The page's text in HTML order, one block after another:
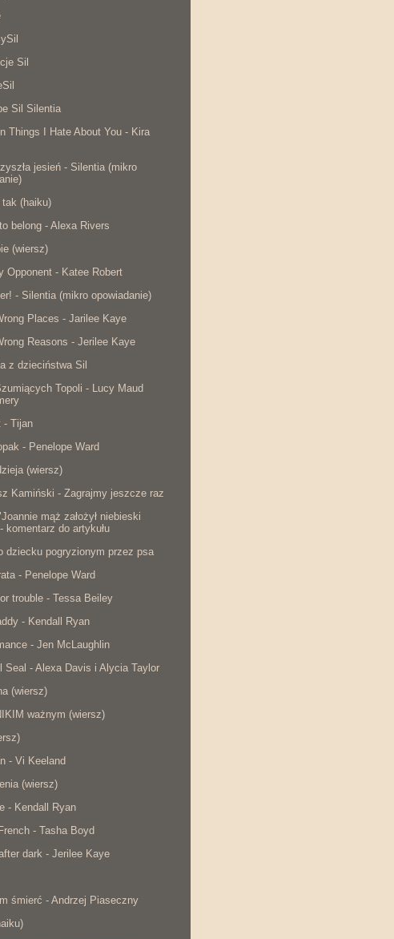
Sil
Sil Silentia
Things I Hate About You - Kira
jesień - Silentia (mikro
(haiku)
belong - Alexa Rivers
(wiersz)
Opponent - Katee Robert
- Silentia (mikro opowiadanie)
Places - Jarilee Kaye
Reasons - Jerilee Kaye
z dzieciństwa Sil
Topoli - Lucy Maud
- Tijan
- Penelope Ward
(wiersz)
Kamiński - Zagrajmy jeszcze raz
mąż założył niebieski
komentarz do artykułu
dziecku pogryzionym przez psa
- Penelope Ward
trouble - Tessa Beiley
- Kendall Ryan
- Jen McLaughlin
Seal - Alexa Davis i Alycia Taylor
(wiersz)
ważnym (wiersz)
- Vi Keeland
(wiersz)
- Kendall Ryan
- Tasha Boyd
dark - Jerilee Kaye
śmierć - Andrzej Piaseczny